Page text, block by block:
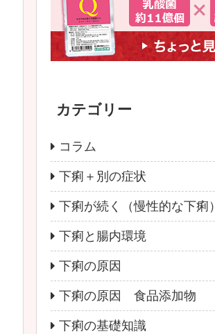
カテゴリー
コラム
下痢＋別の症状
下痢が続く（慢性的な下痢）
下痢と腸内環境
下痢の原因
下痢の原因 食品添加物
下痢の基礎知識